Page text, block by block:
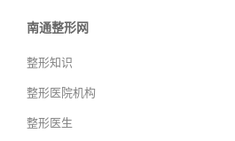
南通整形网
整形知识
整形医院机构
整形医生